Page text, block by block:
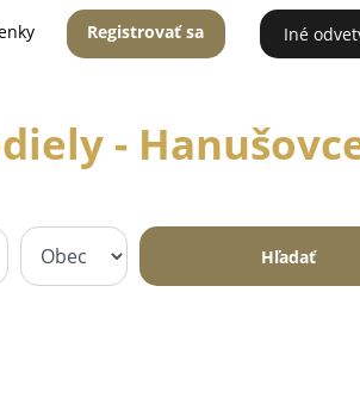
Registrovať sa Iné
-
Hľadať